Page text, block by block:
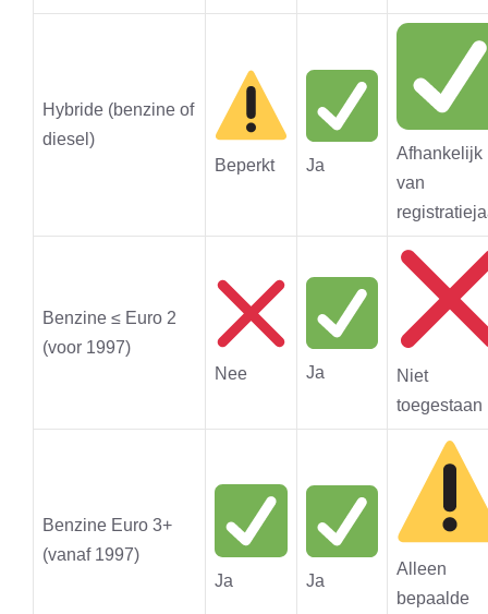
Hybride (benzine of
diesel)
Beperkt
Ja
Afhankelijk
van
Benzine ≤ Euro 2
(voor 1997)
Nee
Ja
Niet
toegestaan
Benzine Euro 3+
(vanaf 1997)
Ja
Ja
Alleen
bepaalde